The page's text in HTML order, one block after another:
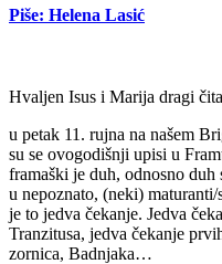
Piše: Helena Lasić
Hvaljen Isus i Marija dragi
u petak 11. rujna na našem
su se ovogodišnji upisi u
framaški je duh, odnosno duh
u nepoznato, (neki)
je to jedva čekanje. Jedva
Tranzitusa, jedva čekanje
zornica, Badnjaka…